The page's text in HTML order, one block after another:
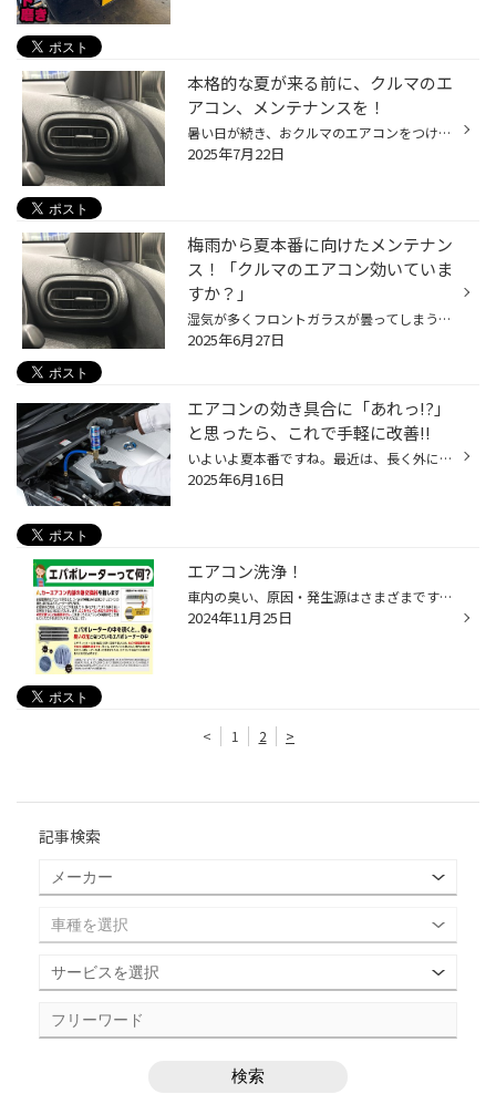
本格的な夏が来る前に、クルマのエ
アコン、メンテナンスを！
暑い日が続き、おクルマのエアコンをつける機会も増えてきていると思います。 今回は暑い夏に向けた、おクルマのエアコン向け、おススメ商品のご紹介です！ 【おクルマのエアコン、メンテナンスにオススメ商品！】 エアコンには、コンプレッサーという、エアコンを動かす心臓のようなものがあり、 ...
2025年7月22日
梅雨から夏本番に向けたメンテナン
ス！「クルマのエアコン効いていま
すか？」
湿気が多くフロントガラスが曇ってしまう梅雨時期、 また、気温が高く暑い日も増え、夏はもうすぐそこです！ 少しずつ、クルマのエアコンをつける機会も増えてきていると思いますので、 是非、夏本番を迎える前におクルマのエアコンのメンテナンスをおススメします！ 【より快適に♪今がおススメ！カ...
2025年6月27日
エアコンの効き具合に「あれっ!?」
と思ったら、これで手軽に改善!!
いよいよ夏本番ですね。最近は、長く外にいることがはばかられるくらい気温が上昇することもしばしば。日本の夏は確実に暑く、そして長くなっています。お出かけの際はもちろんですが、室内にいらっしゃるときにもこまめな水分補給をお忘れなく。 さて、そんな季節におクルマで快適移動するため、な...
2025年6月16日
エアコン洗浄！
車内の臭い、原因・発生源はさまざまですが エアコンのニオイが気になっている方は 当店の「エバポレーター洗浄」 試してみませんか？ (´∀`) エアコンフィルターの交換も込で15800円で作業できます！ エバポレーターとは、どんな役割？ ご家庭用・カーエアコンに限らず必ずついている 熱交換器「エ...
2024年11月25日
< 1 2 >
記事検索